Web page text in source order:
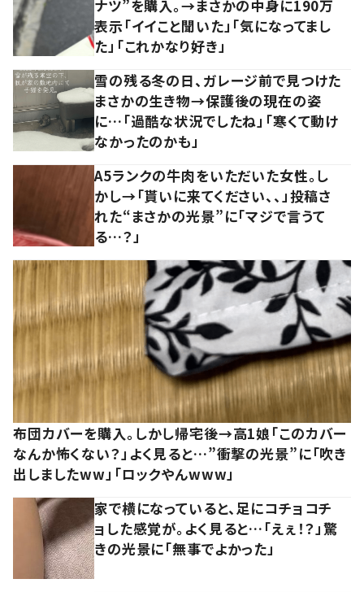
ナツ”を購入。→まさかの中身に190万
表示「イイこと聞いた」「気になってまし
た」「これかなり好き」
雪の残る冬の日、ガレージ前で見つけた
まさかの生き物→保護後の現在の姿
に…「過酷な状況でしたね」「寒くて動け
なかったのかも」
A5ランクの牛肉をいただいた女性。し
かし→「貰いに来てください、、」投稿さ
れた“まさかの光景”に「マジで言うて
る…？」
布団カバーを購入。しかし帰宅後→高1娘「このカバー
なんか怖くない？」よく見ると…”衝撃の光景”に「吹き
出しましたww」「ロックやんwww」
家で横になっていると、足にコチョコチ
ョした感覚が。よく見ると…「えぇ！？」驚
きの光景に「無事でよかった」